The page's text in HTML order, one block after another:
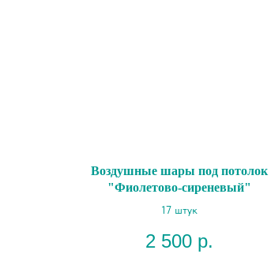
Воздушные шары под потолок
"Фиолетово-сиреневый"
17 штук
2 500 р.